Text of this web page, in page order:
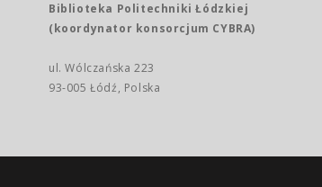
Biblioteka Politechniki Łódzkiej
(koordynator konsorcjum CYBRA)
ul. Wólczańska 223
93-005 Łódź, Polska